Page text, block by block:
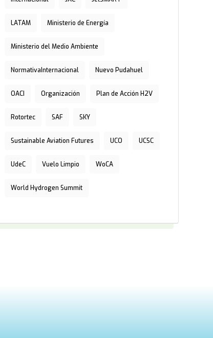
LATAM Ministerio de Energía
Ministerio del Medio Ambiente
NormativaInternacional Nuevo Pudahuel
OACI Organización Plan de Acción H2V
Rotortec SAF SKY
Sustainable Aviation Futures UCO UCSC
UdeC Vuelo Limpio WoCA
World Hydrogen Summit